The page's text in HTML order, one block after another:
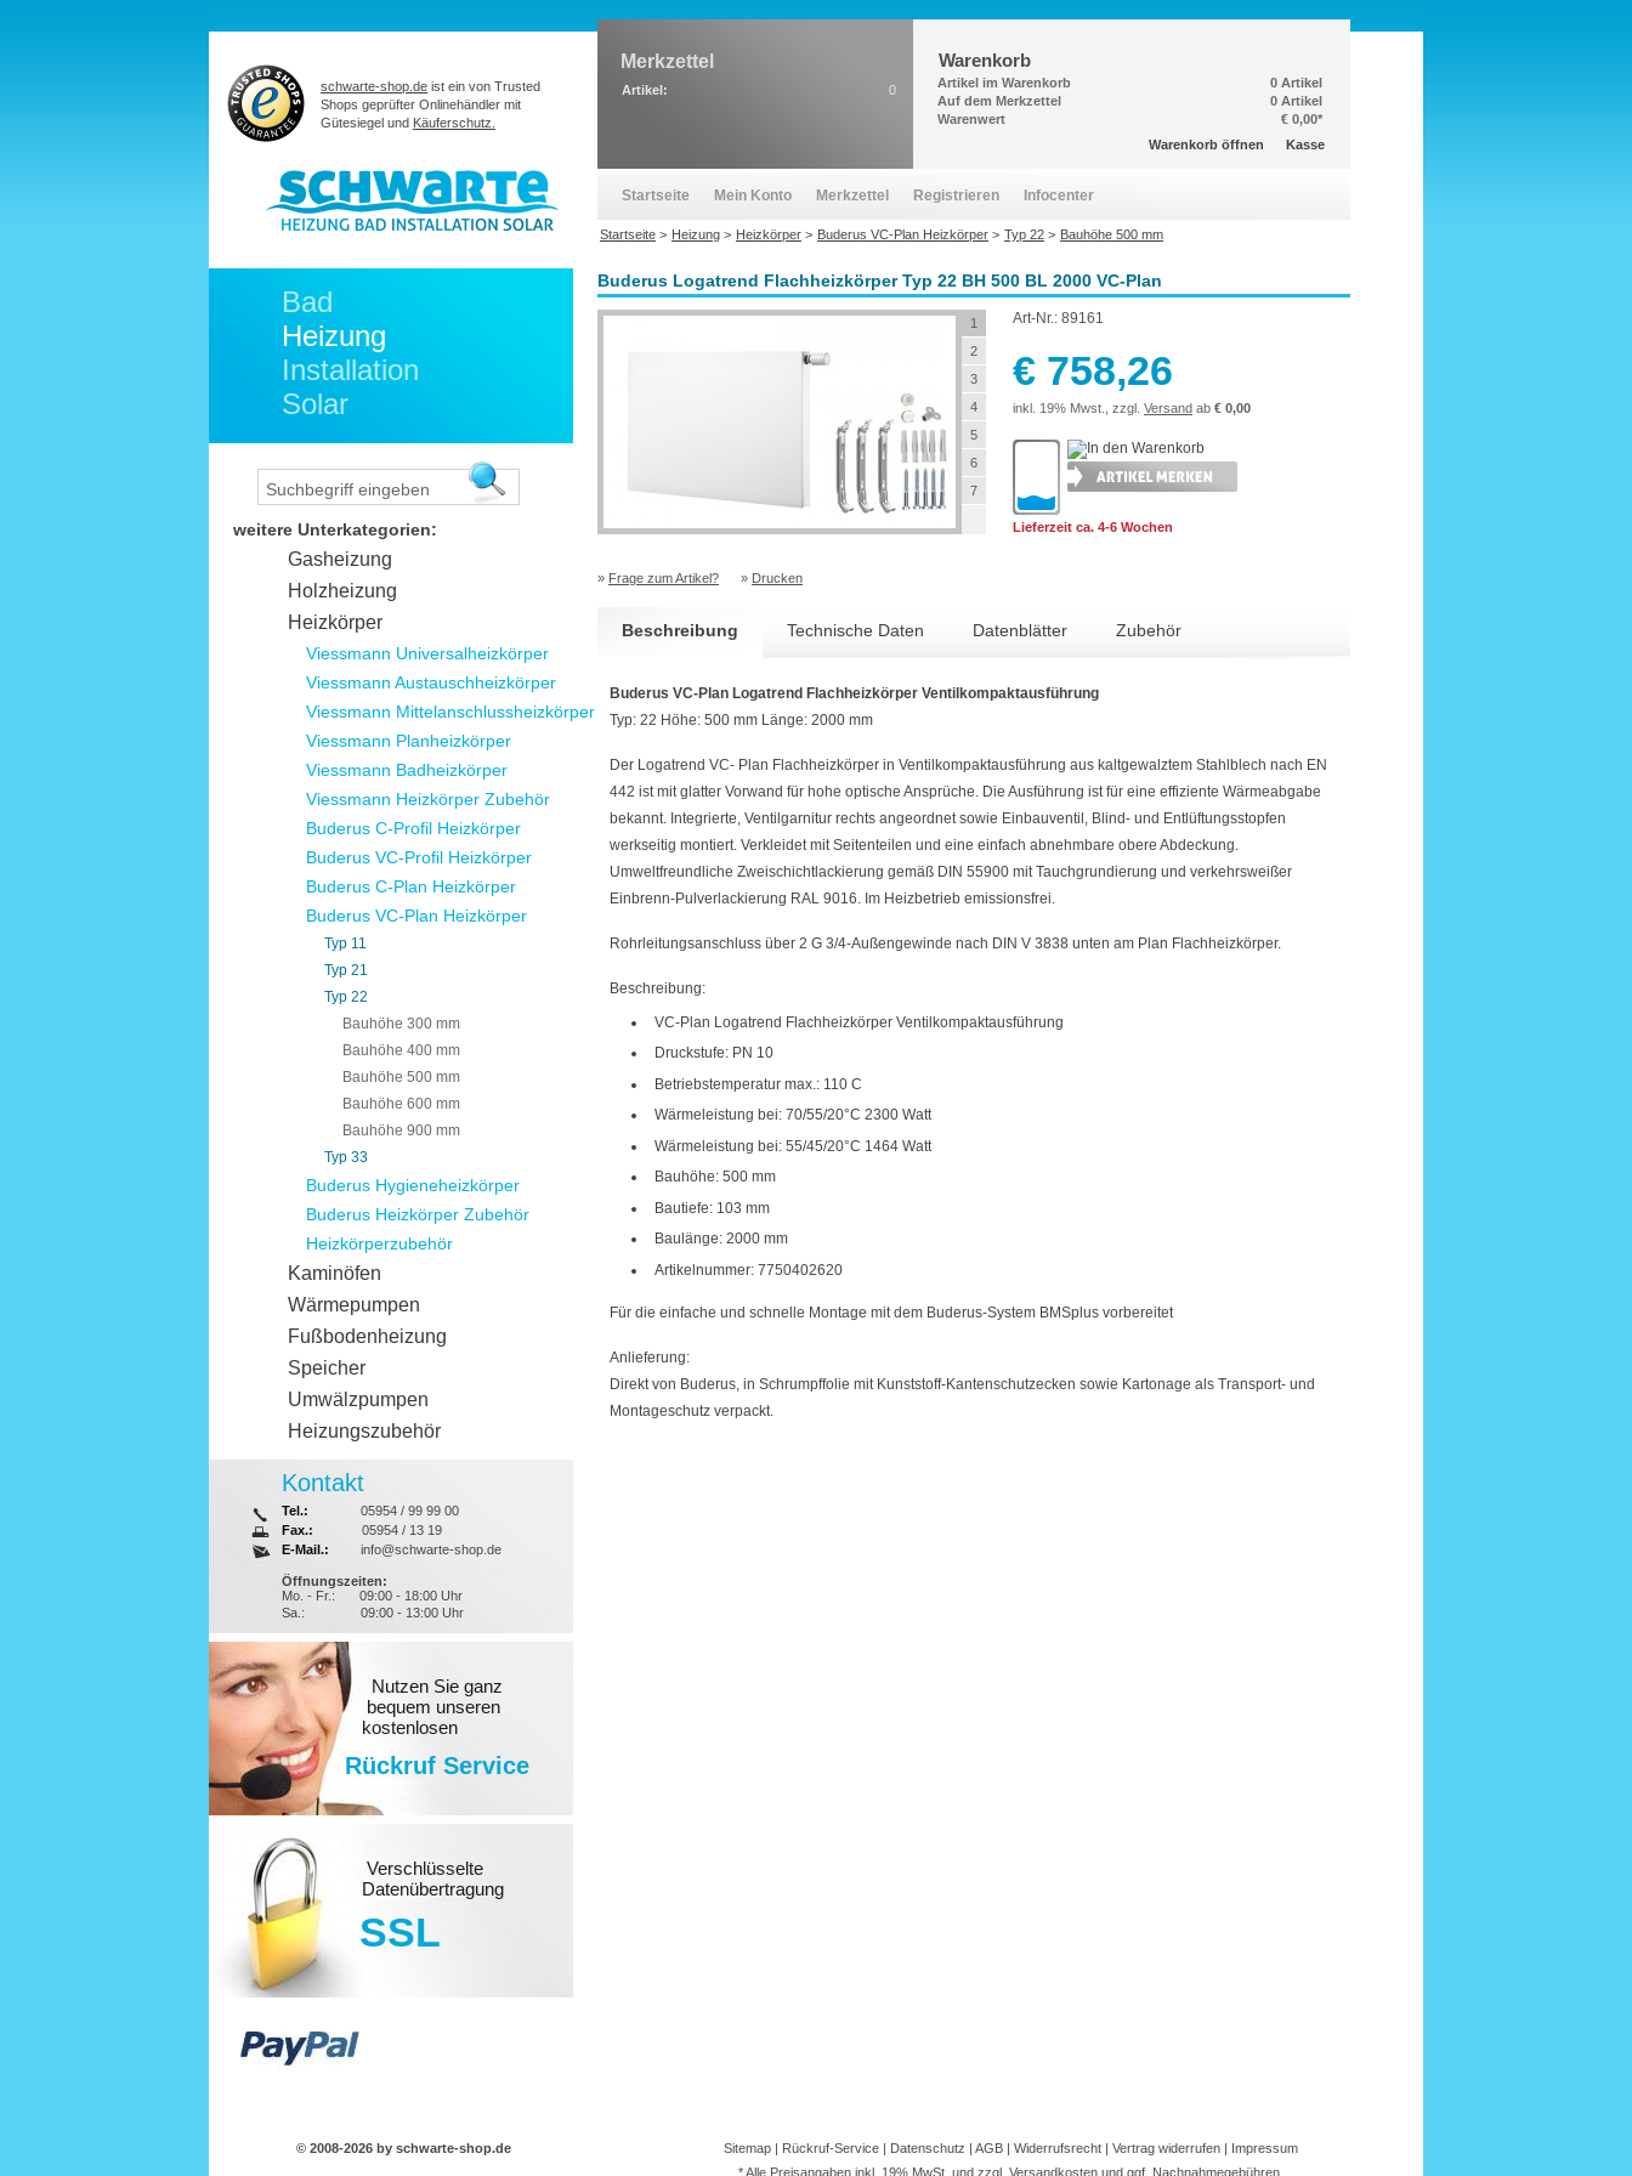
Buderus Logatrend Flachheizkörper Typ 22 BH 500 BL 2000 VC-Plan
1
2
3
4
5
6
7
Art-Nr.: 89161
€ 758,26
inkl. 19% Mwst., zzgl. Versand ab € 0,00
Lieferzeit ca. 4-6 Wochen
» Frage zum Artikel? » Drucken
Beschreibung Technische Daten Datenblätter Zubehör
Buderus VC-Plan Logatrend Flachheizkörper Ventilkompaktausführung
Typ: 22 Höhe: 500 mm Länge: 2000 mm
Der Logatrend VC- Plan Flachheizkörper in Ventilkompaktausführung aus kaltgewalztem Stahlblech nach EN
442 ist mit glatter Vorwand für hohe optische Ansprüche. Die Ausführung ist für eine effiziente Wärmeabgabe
bekannt. Integrierte, Ventilgarnitur rechts angeordnet sowie Einbauventil, Blind- und Entlüftungsstopfen
werkseitig montiert. Verkleidet mit Seitenteilen und eine einfach abnehmbare obere Abdeckung.
Umweltfreundliche Zweischichtlackierung gemäß DIN 55900 mit Tauchgrundierung und verkehrsweißer
Einbrenn-Pulverlackierung RAL 9016. Im Heizbetrieb emissionsfrei.
Rohrleitungsanschluss über 2 G 3/4-Außengewinde nach DIN V 3838 unten am Plan Flachheizkörper.
Beschreibung:
VC-Plan Logatrend Flachheizkörper Ventilkompaktausführung
Druckstufe: PN 10
Betriebstemperatur max.: 110 C
Wärmeleistung bei: 70/55/20°C 2300 Watt
Wärmeleistung bei: 55/45/20°C 1464 Watt
Bauhöhe: 500 mm
Bautiefe: 103 mm
Baulänge: 2000 mm
Artikelnummer: 7750402620
Für die einfache und schnelle Montage mit dem Buderus-System BMSplus vorbereitet
Anlieferung:
Direkt von Buderus, in Schrumpffolie mit Kunststoff-Kantenschutzecken sowie Kartonage als Transport- und
Montageschutz verpackt.
Bad
Heizung
Installation
Solar
weitere Unterkategorien:
Gasheizung
Holzheizung
Heizkörper
Viessmann Universalheizkörper
Viessmann Austauschheizkörper
Viessmann Mittelanschlussheizkörper
Viessmann Planheizkörper
Viessmann Badheizkörper
Viessmann Heizkörper Zubehör
Buderus C-Profil Heizkörper
Buderus VC-Profil Heizkörper
Buderus C-Plan Heizkörper
Buderus VC-Plan Heizkörper
Typ 11
Typ 21
Typ 22
Bauhöhe 300 mm
Bauhöhe 400 mm
Bauhöhe 500 mm
Bauhöhe 600 mm
Bauhöhe 900 mm
Typ 33
Buderus Hygieneheizkörper
Buderus Heizkörper Zubehör
Heizkörperzubehör
Kaminöfen
Wärmepumpen
Fußbodenheizung
Speicher
Umwälzpumpen
Heizungszubehör
Kontakt
Tel.:
05954 / 99 99 00
Fax.:
05954 / 13 19
E-Mail.:
info@schwarte-shop.de
Öffnungszeiten:
Mo. - Fr.:
09:00 - 18:00 Uhr
Sa.:
09:00 - 13:00 Uhr
Nutzen Sie ganz
bequem unseren
kostenlosen
Rückruf Service
Verschlüsselte
Datenübertragung
SSL
schwarte-shop.de ist ein von Trusted
Shops geprüfter Onlinehändler mit
Gütesiegel und Käuferschutz.
Merkzettel
Artikel: 0
Warenkorb
Artikel im Warenkorb
0 Artikel
Auf dem Merkzettel
0 Artikel
Warenwert
€ 0,00*
Warenkorb öffnen
Kasse
Startseite Mein Konto Merkzettel Registrieren Infocenter
Startseite > Heizung > Heizkörper > Buderus VC-Plan Heizkörper > Typ 22 > Bauhöhe 500 mm
© 2008-2026 by schwarte-shop.de Sitemap| Rückruf-Service| Datenschutz | AGB| Widerrufsrecht| Vertrag widerrufen| Impressum
* Alle Preisangaben inkl. 19% MwSt. und zzgl. Versandkostenund ggf. Nachnahmegebühren.